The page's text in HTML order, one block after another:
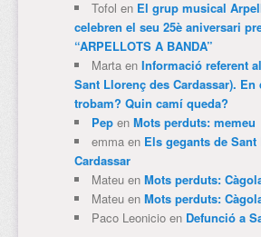
Tofol en El grup musical
celebren el seu 25è aniversari
“ARPELLOTS A BANDA”
Martaen Informació referent
Sant Llorenç des Cardassar). En
trobam? Quin camí queda?
Pepen Mots perduts: memeu
emmaen Els gegants de
Cardassar
Mateuen Mots perduts:
Mateuen Mots perduts:
Paco Leonicioen Defunció a